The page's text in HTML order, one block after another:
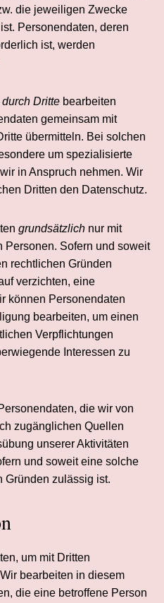
die jeweiligen Zwecke
Personendaten, deren
ist, werden
durch Dritte bearbeiten
gemeinsam mit
übermitteln. Bei solchen
um spezialisierte
in Anspruch nehmen. Wir
Dritten den Datenschutz.
grundsätzlich nur mit
Personen. Sofern und soweit
rechtlichen Gründen
verzichten, eine
können Personendaten
bearbeiten, um einen
Verpflichtungen
Interessen zu
die wir von
zugänglichen Quellen
unserer Aktivitäten
und soweit eine solche
Gründen zulässig ist.
um mit Dritten
bearbeiten in diesem
die eine betroffene Person